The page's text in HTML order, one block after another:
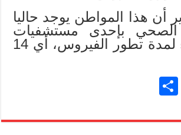
أن هذا المواطن يوجد حاليا
الصحي بإحدى مستشفيات
الدار البيضاء لمدة تطور الفيروس، أي 14
E
re